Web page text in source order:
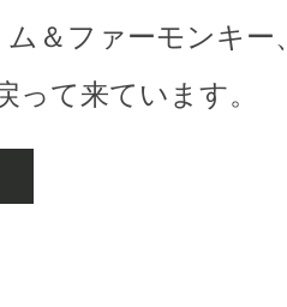
ム＆ファーモンキー、
って来ています。